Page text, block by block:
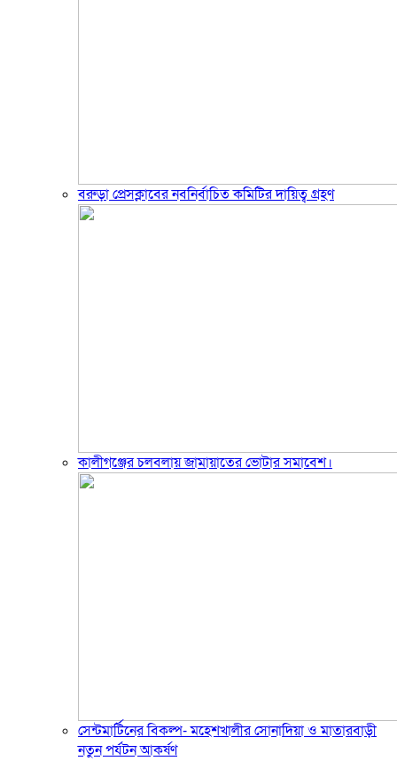
বরুড়া প্রেসক্লাবের নবনির্বাচিত কমিটির দায়িত্ব গ্রহণ
কালীগঞ্জের চলবলায় জামায়াতের ভোটার সমাবেশ।
সেন্টমার্টিনের বিকল্প- মহেশখালীর সোনাদিয়া ও মাতারবাড়ী
নতুন পর্যটন আকর্ষণ